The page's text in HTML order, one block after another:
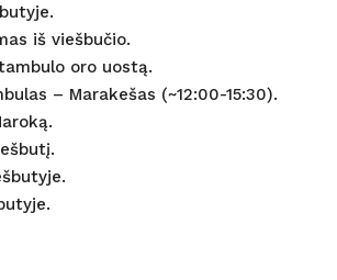
iš viešbučio.
oro uostą.
– Marakešas (~12:00-15:30).